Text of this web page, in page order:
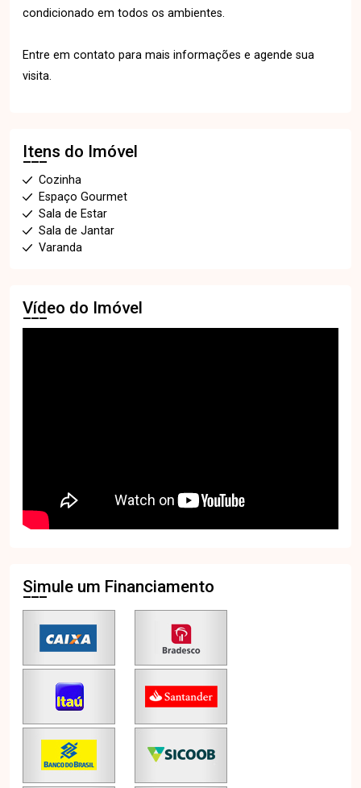
condicionado em todos os ambientes.
Entre em contato para mais informações e agende sua
visita.
Itens do Imóvel
Cozinha
Espaço Gourmet
Sala de Estar
Sala de Jantar
Varanda
Vídeo do Imóvel
Simule um Financiamento